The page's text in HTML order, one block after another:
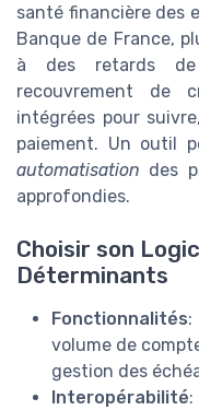
santé financière des
Banque de France,
à des retards de
recouvrement de
intégrées pour
paiement. Un outil
automatisation des
approfondies.
Choisir son
Déterminants
Fonctionnalités:
volume de
gestion des
Interopérabilité